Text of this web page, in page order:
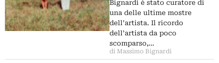
Bignardi è stato curatore di
una delle ultime mostre
dell’artista. Il ricordo
dell’artista da poco
scomparso,…
di Massimo Bignardi